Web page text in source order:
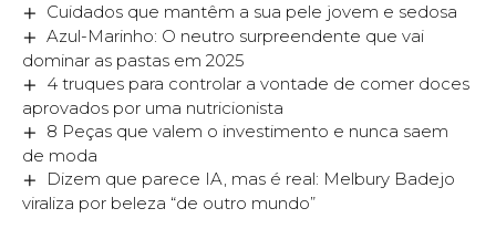
Cuidados que mantêm a sua pele jovem e sedosa
Azul-Marinho: O neutro surpreendente que vai
dominar as pastas em 2025
4 truques para controlar a vontade de comer doces
aprovados por uma nutricionista
8 Peças que valem o investimento e nunca saem
de moda
Dizem que parece IA, mas é real: Melbury Badejo
viraliza por beleza “de outro mundo”